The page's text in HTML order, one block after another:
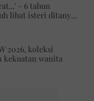
- 6 tahun
lihat isteri ditanya
2026, koleksi
kekuatan wanita